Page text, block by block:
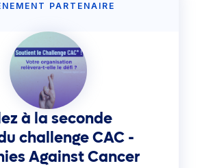
PARTENAIRE
à la seconde
challenge CAC -
Against Cancer